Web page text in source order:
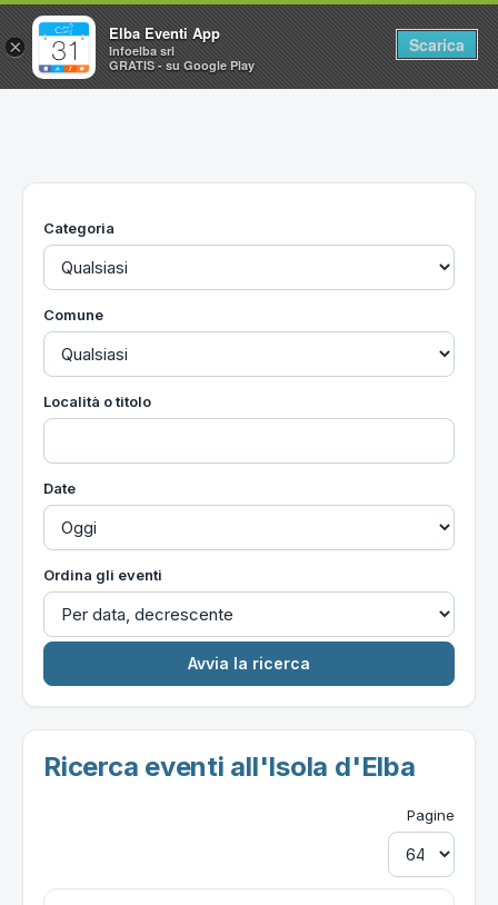
Home
Utilità
Categoria
Comune
Località o titolo
Date
Ordina gli eventi
Ricerca eventi all'Isola d'Elba
Pagine
×
Elba Eventi App
Infoelba srl
GRATIS - su Google Play
Scarica